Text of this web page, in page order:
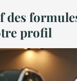
des
profil